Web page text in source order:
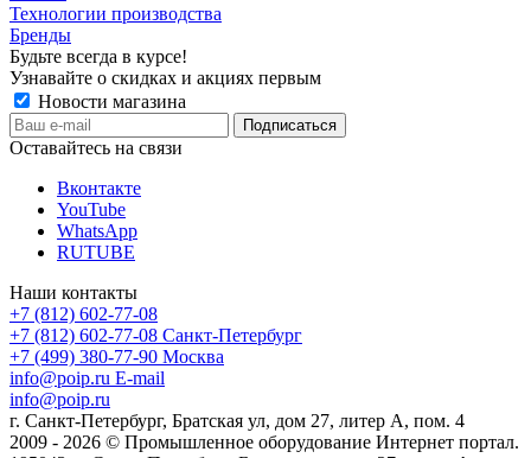
Технологии производства
Бренды
Будьте всегда в курсе!
Узнавайте о скидках и акциях первым
Новости магазина
Оставайтесь на связи
Вконтакте
YouTube
WhatsApp
RUTUBE
Наши контакты
+7 (812) 602-77-08
+7 (812) 602-77-08 Санкт-Петербург
+7 (499) 380-77-90 Москва
info@poip.ru E-mail
info@poip.ru
г. Санкт-Петербург, Братская ул, дом 27, литер А, пом. 4
2009 - 2026 © Промышленное оборудование Интернет портал.